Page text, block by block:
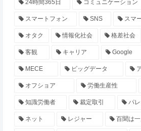
24時間365日 コミュニケーション
スマートフォン SNS スマ
オタク 情報化社会 格差社会
客観 キャリア Google
MECE ビッグデータ
オフショア 労働生産性
知識労働者 裁定取引 パ
ネット レジャー 百聞は